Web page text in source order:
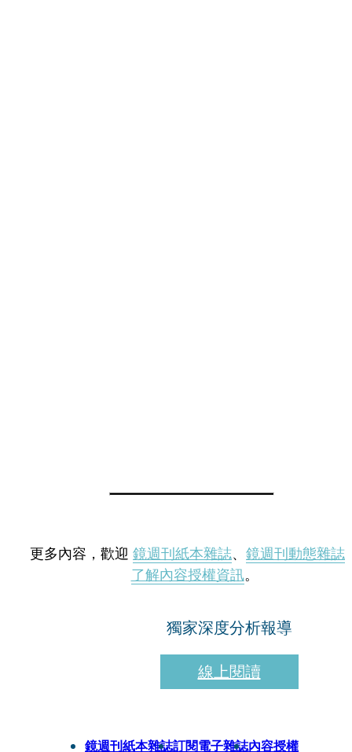
更多內容，歡迎 鏡週刊紙本雜誌、 鏡週刊動態雜誌
了解內容授權資訊。
獨家深度分析報導
線上閱讀
鏡週刊紙本雜誌訂閱電子雜誌內容授權